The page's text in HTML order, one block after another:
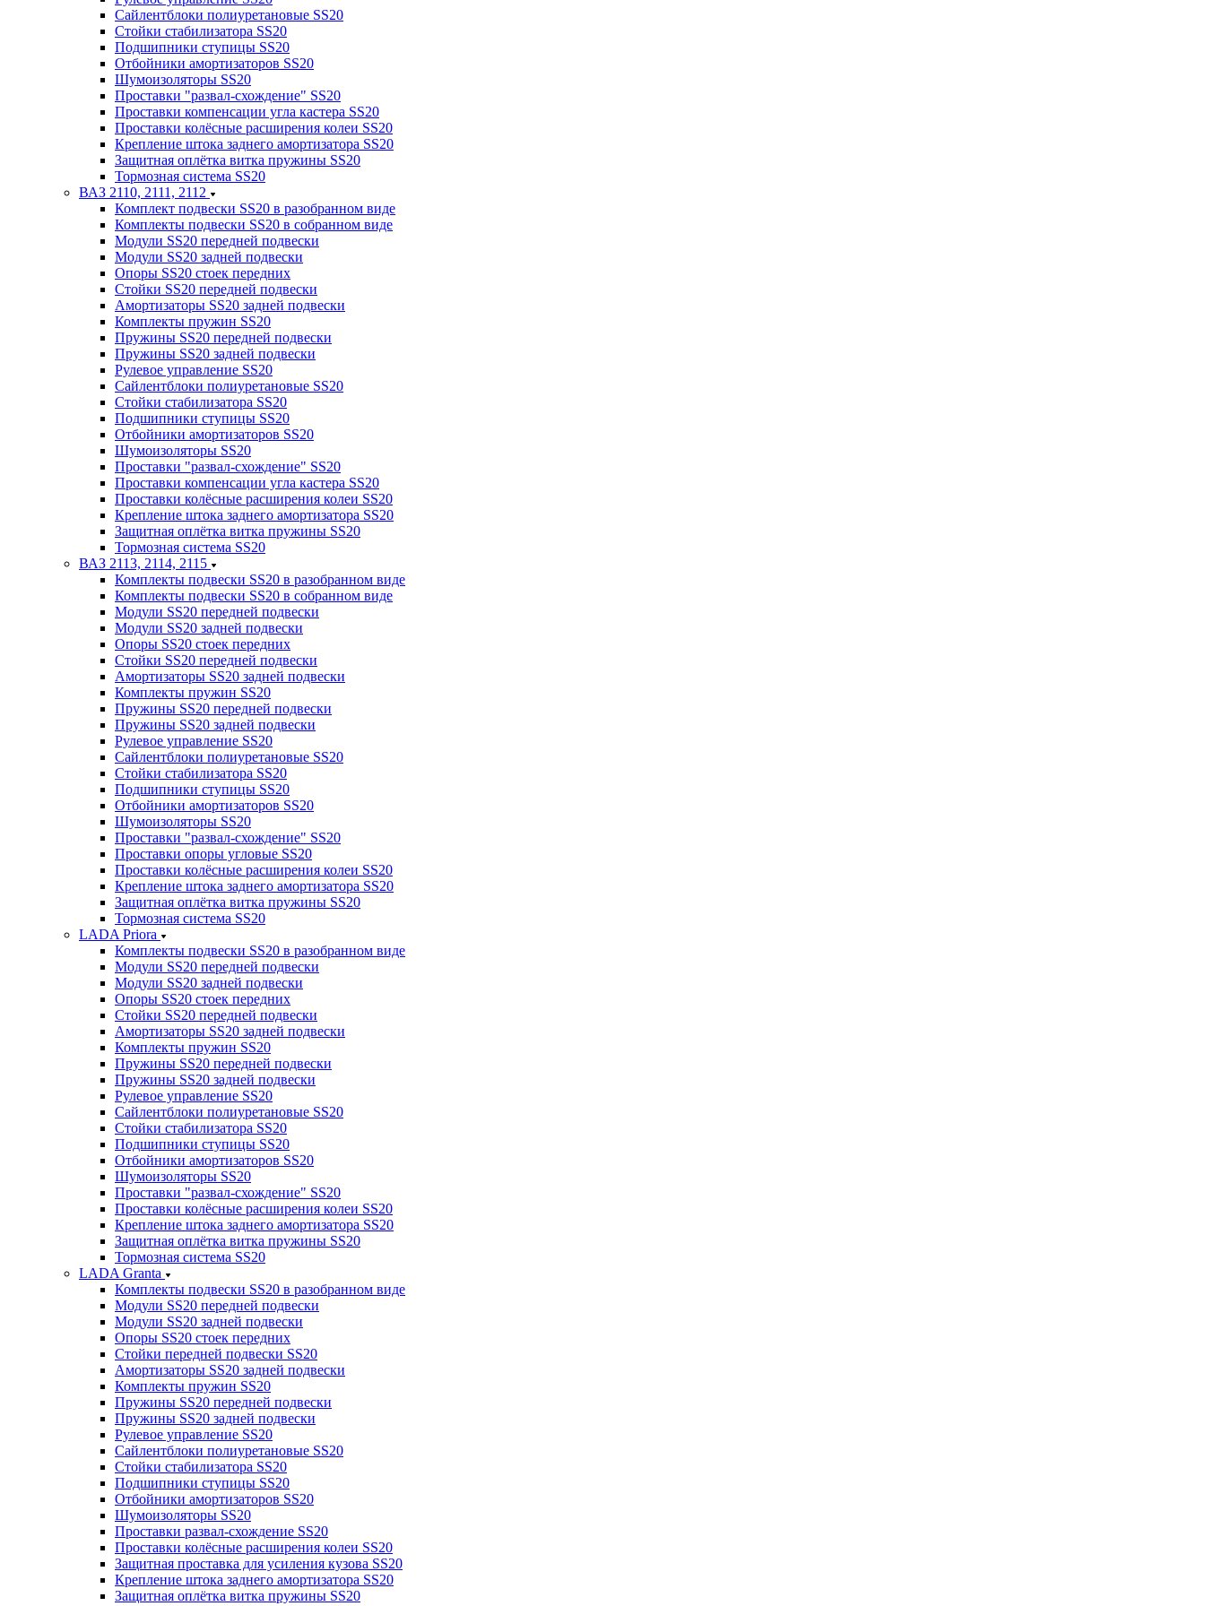
Сайлентблоки полиуретановые SS20
Стойки стабилизатора SS20
Подшипники ступицы SS20
Отбойники амортизаторов SS20
Шумоизоляторы SS20
Проставки "развал-схождение" SS20
Проставки компенсации угла кастера SS20
Проставки колёсные расширения колеи SS20
Крепление штока заднего амортизатора SS20
Защитная оплётка витка пружины SS20
Тормозная система SS20
ВАЗ 2110, 2111, 2112
Комплект подвески SS20 в разобранном виде
Комплекты подвески SS20 в собранном виде
Модули SS20 передней подвески
Модули SS20 задней подвески
Опоры SS20 стоек передних
Стойки SS20 передней подвески
Амортизаторы SS20 задней подвески
Комплекты пружин SS20
Пружины SS20 передней подвески
Пружины SS20 задней подвески
Рулевое управление SS20
Сайлентблоки полиуретановые SS20
Стойки стабилизатора SS20
Подшипники ступицы SS20
Отбойники амортизаторов SS20
Шумоизоляторы SS20
Проставки "развал-схождение" SS20
Проставки компенсации угла кастера SS20
Проставки колёсные расширения колеи SS20
Крепление штока заднего амортизатора SS20
Защитная оплётка витка пружины SS20
Тормозная система SS20
ВАЗ 2113, 2114, 2115
Комплекты подвески SS20 в разобранном виде
Комплекты подвески SS20 в собранном виде
Модули SS20 передней подвески
Модули SS20 задней подвески
Опоры SS20 стоек передних
Стойки SS20 передней подвески
Амортизаторы SS20 задней подвески
Комплекты пружин SS20
Пружины SS20 передней подвески
Пружины SS20 задней подвески
Рулевое управление SS20
Сайлентблоки полиуретановые SS20
Стойки стабилизатора SS20
Подшипники ступицы SS20
Отбойники амортизаторов SS20
Шумоизоляторы SS20
Проставки "развал-схождение" SS20
Проставки опоры угловые SS20
Проставки колёсные расширения колеи SS20
Крепление штока заднего амортизатора SS20
Защитная оплётка витка пружины SS20
Тормозная система SS20
LADA Priora
Комплекты подвески SS20 в разобранном виде
Модули SS20 передней подвески
Модули SS20 задней подвески
Опоры SS20 стоек передних
Стойки SS20 передней подвески
Амортизаторы SS20 задней подвески
Комплекты пружин SS20
Пружины SS20 передней подвески
Пружины SS20 задней подвески
Рулевое управление SS20
Сайлентблоки полиуретановые SS20
Стойки стабилизатора SS20
Подшипники ступицы SS20
Отбойники амортизаторов SS20
Шумоизоляторы SS20
Проставки "развал-схождение" SS20
Проставки колёсные расширения колеи SS20
Крепление штока заднего амортизатора SS20
Защитная оплётка витка пружины SS20
Тормозная система SS20
LADA Granta
Комплекты подвески SS20 в разобранном виде
Модули SS20 передней подвески
Модули SS20 задней подвески
Опоры SS20 стоек передних
Стойки передней подвески SS20
Амортизаторы SS20 задней подвески
Комплекты пружин SS20
Пружины SS20 передней подвески
Пружины SS20 задней подвески
Рулевое управление SS20
Сайлентблоки полиуретановые SS20
Стойки стабилизатора SS20
Подшипники ступицы SS20
Отбойники амортизаторов SS20
Шумоизоляторы SS20
Проставки развал-схождение SS20
Проставки колёсные расширения колеи SS20
Защитная проставка для усиления кузова SS20
Крепление штока заднего амортизатора SS20
Защитная оплётка витка пружины SS20